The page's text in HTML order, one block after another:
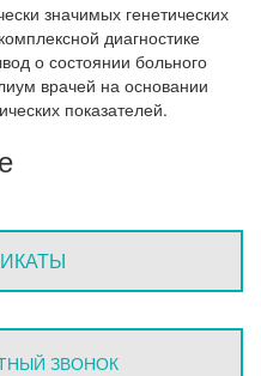
значимых генетических
диагностике
о состоянии больного
врачей на основании
показателей.
ЗВОНОК